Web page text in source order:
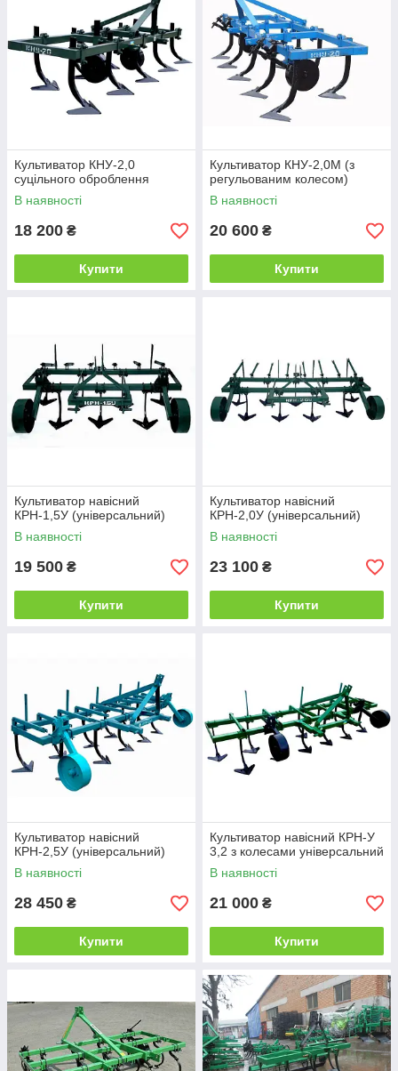
Культиватор КНУ-2,0
суцільного оброблення
В наявності
18 200 ₴
Купити
Культиватор КНУ-2,0М (з
регульованим колесом)
В наявності
20 600 ₴
Купити
Культиватор навісний
КРН-1,5У (універсальний)
В наявності
19 500 ₴
Купити
Культиватор навісний
КРН-2,0У (універсальний)
В наявності
23 100 ₴
Купити
Культиватор навісний
КРН-2,5У (універсальний)
В наявності
28 450 ₴
Купити
Культиватор навісний КРН-У
3,2 з колесами універсальний
В наявності
21 000 ₴
Купити